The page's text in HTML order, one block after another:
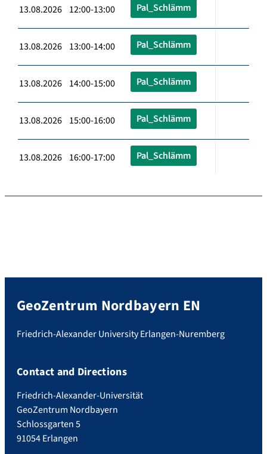
13.08.2026 12:00-13:00 Pal_Schlämm
13.08.2026 13:00-14:00 Pal_Schlämm
13.08.2026 14:00-15:00 Pal_Schlämm
13.08.2026 15:00-16:00 Pal_Schlämm
13.08.2026 16:00-17:00 Pal_Schlämm
GeoZentrum Nordbayern EN
Friedrich-Alexander University Erlangen-Nuremberg
Contact and Directions
Friedrich-Alexander-Universität
GeoZentrum Nordbayern
Schlossgarten 5
91054 Erlangen